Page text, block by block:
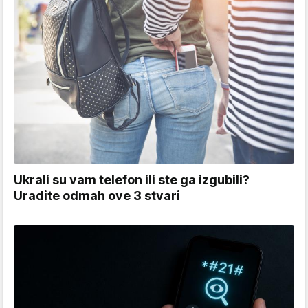
Ukrali su vam telefon ili ste ga izgubili?
Uradite odmah ove 3 stvari